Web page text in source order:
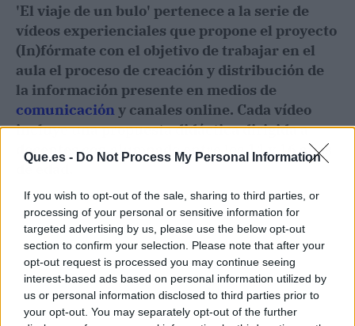
Que.es - Do Not Process My Personal Information
If you wish to opt-out of the sale, sharing to third parties, or
processing of your personal or sensitive information for
targeted advertising by us, please use the below opt-out
section to confirm your selection. Please note that after your
opt-out request is processed you may continue seeing
interest-based ads based on personal information utilized by
us or personal information disclosed to third parties prior to
your opt-out. You may separately opt-out of the further
'El viaje de un bulo' pertenece a la serie de
vídeos experienciales que propone el proyecto
(In)fórmate con el objetivo de trabajar en el
aula el proceso de creación y distribución de
la información presente en medios de
comunicacióny canales online. Cada vídeo
incluye una propuesta didáctica dirigida a
docentes con alumnado entre los 14 y 16 años
de edad.